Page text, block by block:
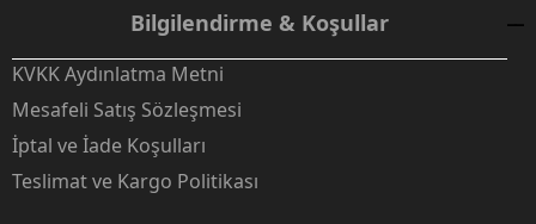
Bilgilendirme & Koşullar
KVKK Aydınlatma Metni
Mesafeli Satış Sözleşmesi
İptal ve İade Koşulları
Teslimat ve Kargo Politikası